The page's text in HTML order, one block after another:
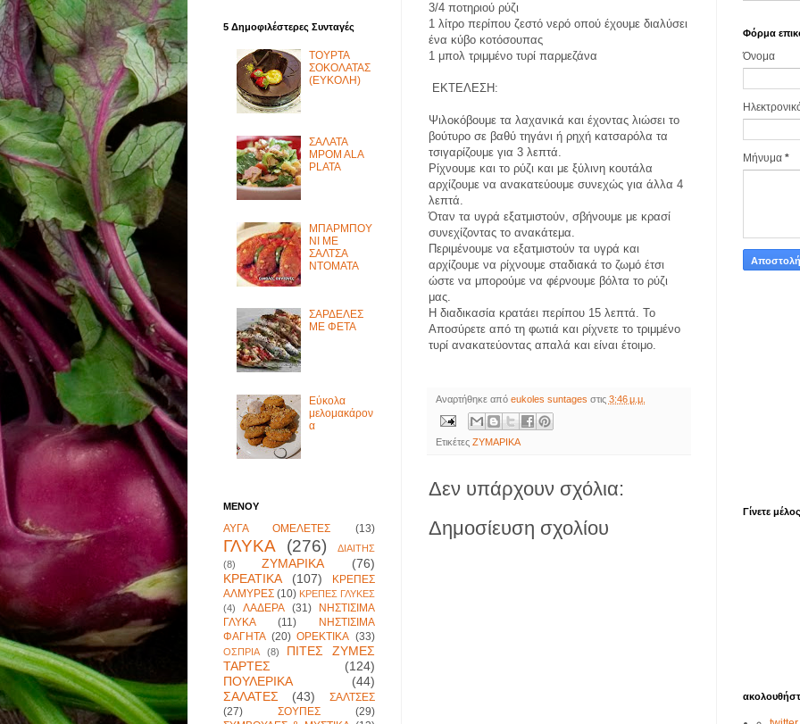
3/4 ποτηριού ρύζι
1 λίτρο περίπου ζεστό νερό οπού έχουμε διαλύσει
ένα κύβο κοτόσουπας
1 μπολ τριμμένο τυρί παρμεζάνα
ΕΚΤΕΛΕΣΗ:
Ψιλοκόβουμε τα λαχανικά και έχοντας λιώσει το
βούτυρο σε βαθύ τηγάνι ή ρηχή κατσαρόλα τα
τσιγαρίζουμε για 3 λεπτά.
Ρίχνουμε και το ρύζι και με ξύλινη κουτάλα
αρχίζουμε να ανακατεύουμε συνεχώς για άλλα 4
λεπτά.
Όταν τα υγρά εξατμιστούν, σβήνουμε με κρασί
συνεχίζοντας το ανακάτεμα.
Περιμένουμε να εξατμιστούν τα υγρά και
αρχίζουμε να ρίχνουμε σταδιακά το ζωμό έτσι
ώστε να μπορούμε να φέρνουμε βόλτα το ρύζι
μας.
Η διαδικασία κρατάει περίπου 15 λεπτά. Το
Αποσύρετε από τη φωτιά και ρίχνετε το τριμμένο
τυρί ανακατεύοντας απαλά και είναι έτοιμο.
Αναρτήθηκε από eukoles suntages στις 3:46 μ.μ.
Ετικέτες ΖΥΜΑΡΙΚΑ
Δεν υπάρχουν σχόλια:
Δημοσίευση σχολίου
5 Δημοφιλέστερες Συνταγές
ΤΟΥΡΤΑ
ΣΟΚΟΛΑΤΑΣ
(ΕΥΚΟΛΗ)
ΣΑΛΑΤΑ
MPOM ALA
PLATA
ΜΠΑΡΜΠΟΥ
ΝΙ ΜΕ
ΣΑΛΤΣΑ
ΝΤΟΜΑΤΑ
ΣΑΡΔΕΛΕΣ
ΜΕ ΦΕΤΑ
Εύκολα
μελομακάρον
α
ΜΕΝΟΥ
ΑΥΓΑ ΟΜΕΛΕΤΕΣ (13)
ΓΛΥΚΑ (276)
ΔΙΑΙΤΗΣ
(8)
ΖΥΜΑΡΙΚΑ
(76)
ΚΡΕΑΤΙΚΑ
(107)
ΚΡΕΠΕΣ
ΑΛΜΥΡΕΣ (10) ΚΡΕΠΕΣ ΓΛΥΚΕΣ
(4)
ΛΑΔΕΡΑ (31)
ΝΗΣΤΙΣΙΜΑ
ΓΛΥΚΑ
(11)
ΝΗΣΤΙΣΙΜΑ
ΦΑΓΗΤΑ (20) ΟΡΕΚΤΙΚΑ (33)
ΟΣΠΡΙΑ (8)
ΠΙΤΕΣ ΖΥΜΕΣ
ΤΑΡΤΕΣ
(124)
ΠΟΥΛΕΡΙΚΑ
(44)
ΣΑΛΑΤΕΣ
(43)
ΣΑΛΤΣΕΣ
(27)
ΣΟΥΠΕΣ
(29)
Φόρμα
Όνομα
Μήνυμα *
Γίνετε μέλος